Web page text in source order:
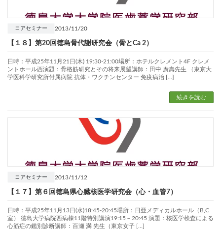
2013/11/20
コアセミナー
【１８】第20回徳島骨代謝研究会（骨とCa 2）
日時：平成25年11月21日(木) 19:30-21:00場所：ホテルクレメント4F クレメ
ントホール西演題：骨格筋研究とその将来展望講師：田中 廣壽先生 （東京大
学医科学研究所付属病院 抗体・ワクチンセンター 免疫病治 […]
続きを読む
2013/11/12
コアセミナー
【１７】第６回徳島県心臓核医学研究会（心・血管7）
日時：平成25年11月13日(水)18:45-20:45場所：日亜メディカルホール（B,C
室） 徳島大学病院西病棟11階特別講演19:15－20:45 演題：核医学検査による
心筋症の鑑別診断講師：百瀬 満 先生（東京女子 […]